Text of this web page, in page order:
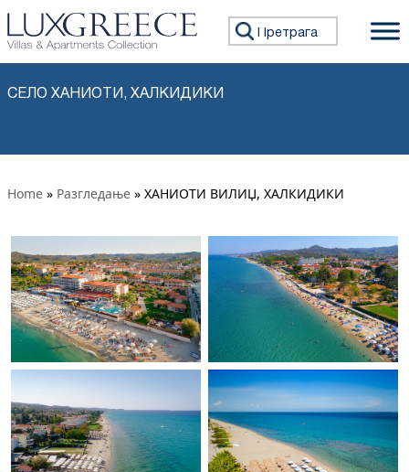
Прескочи на садржај
Претражи:
СЕЛО ХАНИОТИ, ХАЛКИДИКИ
Home » Разгледање » ХАНИОТИ ВИЛИЏ, ХАЛКИДИКИ